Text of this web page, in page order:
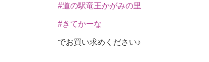
#道の駅竜王かがみの里
#きてかーな
でお買い求めください♪